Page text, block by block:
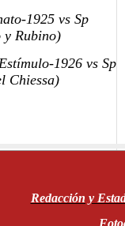
1925 vs Sp
y Rubino)
1926 vs Sp
Chiessa)
Redacción y